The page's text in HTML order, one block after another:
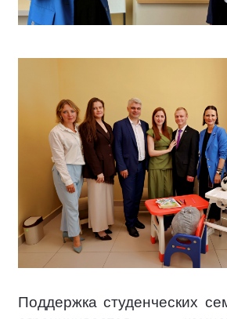
Поддержка студенческих